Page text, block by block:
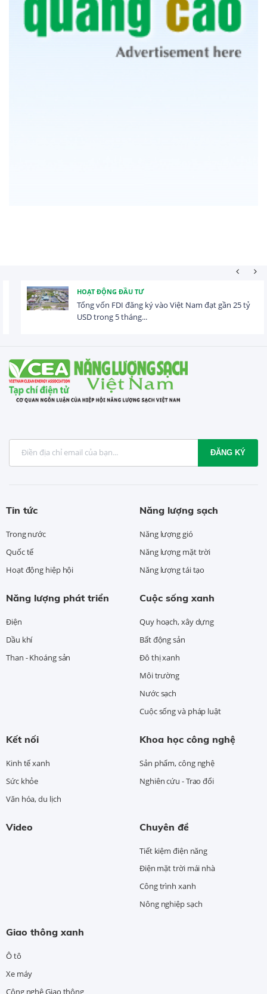
HOẠT ĐỘNG ĐẦU TƯ
Tổng vốn FDI đăng ký vào Việt Nam đạt gần 25 tỷ
USD trong 5 tháng...
ĐĂNG KÝ
Tin tức
Trong nước
Quốc tế
Hoạt động hiệp hội
Năng lượng sạch
Năng lượng gió
Năng lượng mặt trời
Năng lượng tái tạo
Năng lượng phát triển
Điện
Dầu khí
Than - Khoáng sản
Cuộc sống xanh
Quy hoạch, xây dựng
Bất động sản
Đô thị xanh
Môi trường
Nước sạch
Cuộc sống và pháp luật
Kết nối
Kinh tế xanh
Sức khỏe
Văn hóa, du lịch
Khoa học công nghệ
Sản phẩm, công nghệ
Nghiên cứu - Trao đổi
Video Chuyên đề
Tiết kiệm điện năng
Điện mặt trời mái nhà
Công trình xanh
Nông nghiệp sạch
Giao thông xanh
Ô tô
Xe máy
Công nghệ Giao thông